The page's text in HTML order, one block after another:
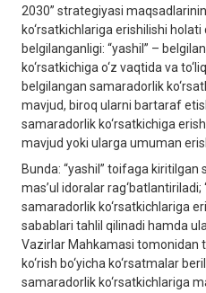
2030” strategiyasi
ko‘rsatkichlariga erishilishi
belgilanganligi: “yashil” –
ko‘rsatkichiga o‘z vaqtida va
belgilangan samaradorlik
mavjud, biroq ularni bartaraf
samaradorlik ko‘rsatkichiga
mavjud yoki ularga umuman
Bunda: “yashil” toifaga kiritilgan
mas’ul idoralar
samaradorlik ko‘rsatkichlariga
sabablari tahlil qilinadi hamda
Vazirlar Mahkamasi tomonidan
ko‘rish bo‘yicha ko‘rsatmalar
samaradorlik ko‘rsatkichlariga